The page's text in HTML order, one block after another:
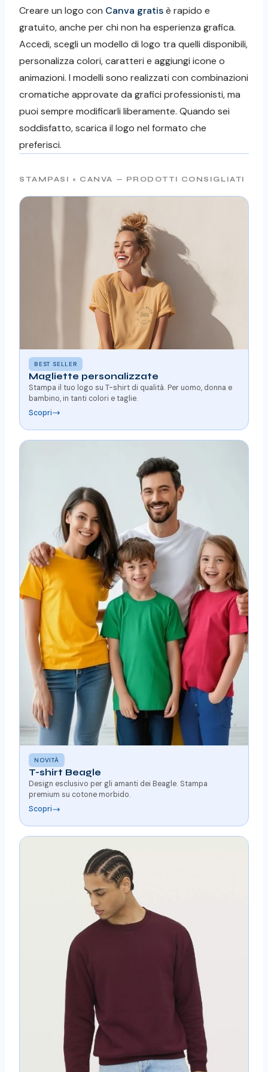
Creare un logo con Canva gratisè rapido e
gratuito, anche per chi non ha esperienza grafica.
Accedi, scegli un modello di logo tra quelli disponibili,
personalizza colori, caratteri e aggiungi icone o
animazioni. I modelli sono realizzati con combinazioni
cromatiche approvate da grafici professionisti, ma
puoi sempre modificarli liberamente. Quando sei
soddisfatto, scarica il logo nel formato che
preferisci.
STAMPASI × CANVA — PRODOTTI CONSIGLIATI
BEST SELLER
Magliette personalizzate
Stampa il tuo logo su T-shirt di qualità. Per uomo, donna e
bambino, in tanti colori e taglie.
Scopri
NOVITÀ
T-shirt Beagle
Design esclusivo per gli amanti dei Beagle. Stampa
premium su cotone morbido.
Scopri